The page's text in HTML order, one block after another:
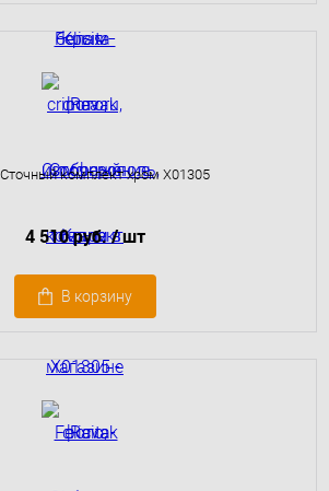
Сточный комплект хpом X01305
4 510 руб./ шт
В корзину